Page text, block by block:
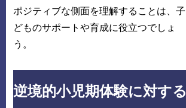
ポジティブな側面を理解することは、子
どものサポートや育成に役立つでしょ
う。
逆境的小児期体験に対する